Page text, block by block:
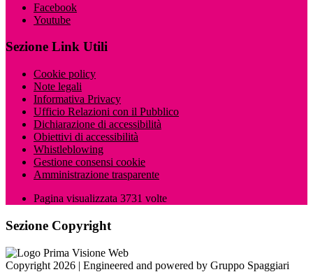
Facebook
Youtube
Sezione Link Utili
Cookie policy
Note legali
Informativa Privacy
Ufficio Relazioni con il Pubblico
Dichiarazione di accessibilità
Obiettivi di accessibilità
Whistleblowing
Gestione consensi cookie
Amministrazione trasparente
Pagina visualizzata 3731 volte
Sezione Copyright
Copyright 2026 | Engineered and powered by Gruppo Spaggiari